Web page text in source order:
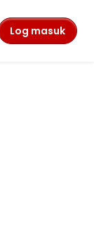
Log masuk